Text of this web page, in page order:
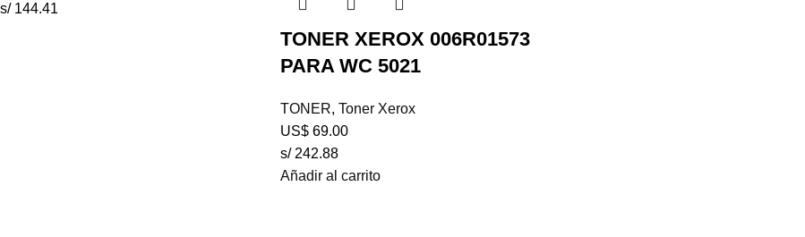
s/ 144.41
TONER XEROX 006R01573
PARA WC 5021
TONER, Toner Xerox
US$69.00
s/ 242.88
Añadir al carrito